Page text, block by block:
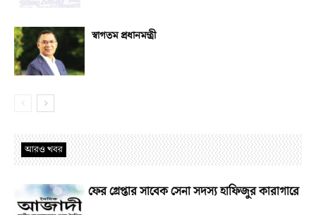
স্বাগতম প্রধানমন্ত্রী
আরও খবর
ফের গ্রেপ্তার সাবেক সেনা সদস্য হাফিজুর কারাগারে